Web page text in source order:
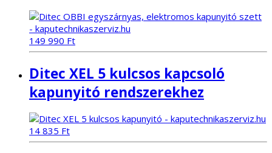
149 990 Ft
Ditec XEL 5 kulcsos kapcsoló
kapunyitó rendszerekhez
14 835 Ft